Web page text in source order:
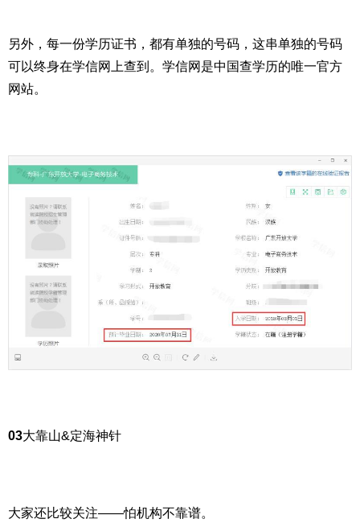
另外，每一份学历证书，都有单独的号码，这串单独的号码
可以终身在学信网上查到。学信网是中国查学历的唯一官方
网站。
03大靠山&定海神针
大家还比较关注——怕机构不靠谱。